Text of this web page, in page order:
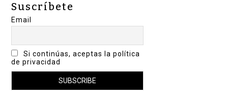
Suscríbete
Email
Si continúas, aceptas la política
de privacidad